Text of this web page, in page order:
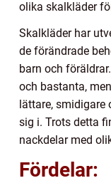
olika skalkläder
Skalkläder har
de förändrade
barn och
och bastanta,
lättare, smidigare
sig i. Trots detta
nackdelar med
Fördelar: